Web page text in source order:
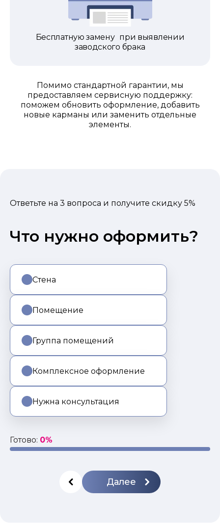
Бесплатную замену при выявлении
заводского брака
Помимо стандартной гарантии, мы
предоставляем сервисную поддержку:
поможем обновить оформление, добавить
новые карманы или заменить отдельные
элементы.
Ответьте на 3 вопроса и получите скидку 5%
Что нужно оформить?
Стена
Помещение
Группа помещений
Комплексное оформление
Нужна консультация
Готово: 0%
Далее